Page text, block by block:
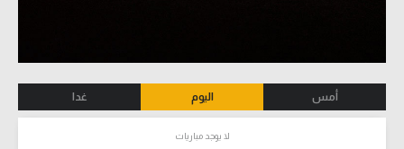
أمس اليوم غدا
لا يوجد مباريات